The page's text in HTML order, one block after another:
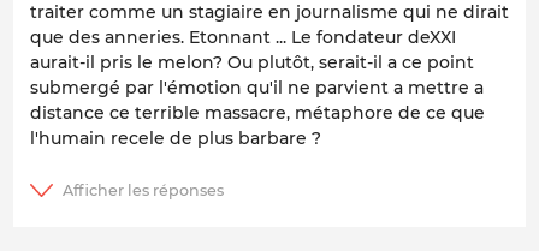
traiter comme un stagiaire en journalisme qui ne dirait
que des anneries. Etonnant ... Le fondateur deXXI
aurait-il pris le melon? Ou plutôt, serait-il a ce point
submergé par l'émotion qu'il ne parvient a mettre a
distance ce terrible massacre, métaphore de ce que
l'humain recele de plus barbare ?